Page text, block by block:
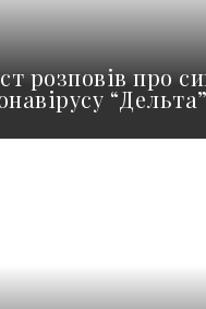
розповів про
“Дельта”